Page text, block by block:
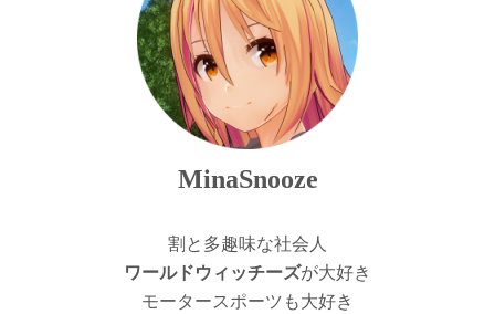
MinaSnooze
割と多趣味な社会人
ワールドウィッチーズが大好き
モータースポーツも大好き